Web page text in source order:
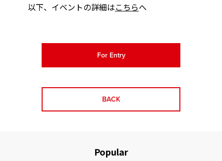
以下、イベントの詳細はこちらへ
For Entry
BACK
Popular